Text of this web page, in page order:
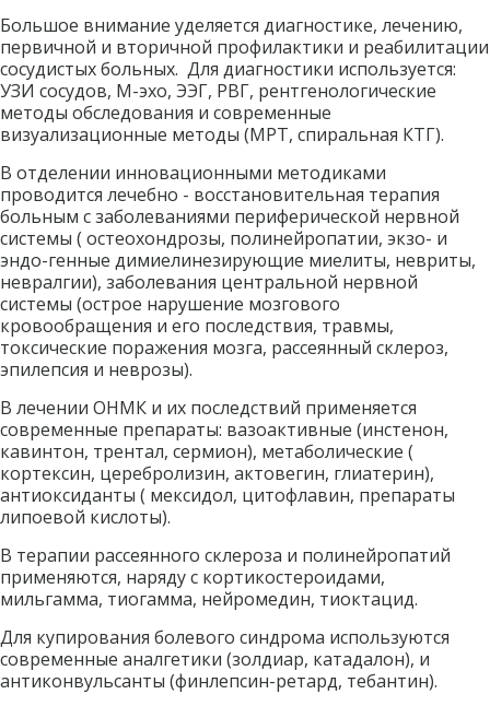
Большое внимание уделяется диагностике, лечению,
первичной и вторичной профилактики и реабилитации
сосудистых больных.  Для диагностики используется:
УЗИ сосудов, М-эхо, ЭЭГ, РВГ, рентгенологические
методы обследования и современные
визуализационные методы (МРТ, спиральная КТГ).
В отделении инновационными методиками
проводится лечебно - восстановительная терапия
больным с заболеваниями периферической нервной
системы ( остеохондрозы, полинейропатии, экзо- и
эндо-генные димиелинезирующие миелиты, невриты,
невралгии), заболевания центральной нервной
системы (острое нарушение мозгового
кровообращения и его последствия, травмы,
токсические поражения мозга, рассеянный склероз,
эпилепсия и неврозы).
В лечении ОНМК и их последствий применяется
современные препараты: вазоактивные (инстенон,
кавинтон, трентал, сермион), метаболические (
кортексин, церебролизин, актовегин, глиатерин),
антиоксиданты ( мексидол, цитофлавин, препараты
липоевой кислоты).
В терапии рассеянного склероза и полинейропатий
применяются, наряду с кортикостероидами,
мильгамма, тиогамма, нейромедин, тиоктацид.
Для купирования болевого синдрома используются
современные аналгетики (золдиар, катадалон), и
антиконвульсанты (финлепсин-ретард, тебантин).